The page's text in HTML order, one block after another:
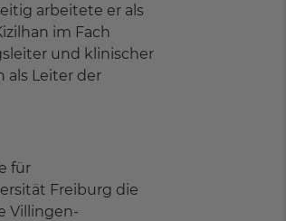
arbeitete er als
im Fach
und klinischer
als Leiter der
für
Freiburg die
Villingen-